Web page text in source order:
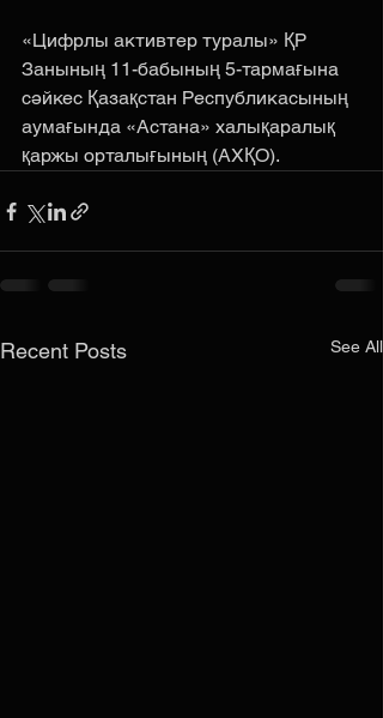
«Цифрлы активтер туралы» ҚР
Занының 11-бабының 5-тармағына
сәйкес Қазақстан Республикасының
аумағында «Астана» халықаралық
қаржы орталығының (АХҚО).
Recent Posts See All